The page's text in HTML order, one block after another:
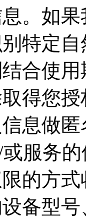
。如
特定
合使
得您
息做
服务
的方
备型